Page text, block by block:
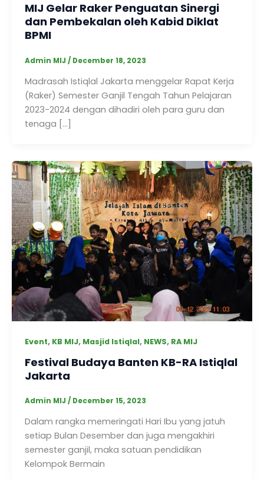
MIJ Gelar Raker Penguatan Sinergi
dan Pembekalan oleh Kabid Diklat
BPMI
Admin MIJ / December 18, 2023
Madrasah Istiqlal Jakarta menggelar Rapat Kerja
(Raker) Semester Ganjil Tengah Tahun Pelajaran
2023-2024 dengan dihadiri oleh para guru dan
tenaga […]
Event, KB MIJ, Masjid Istiqlal, NEWS, RA MIJ
Festival Budaya Banten KB-RA Istiqlal
Jakarta
Admin MIJ / December 15, 2023
Dalam rangka memeringati Hari Ibu yang jatuh
setiap Bulan Desember dan juga mengakhiri
semester ganjil, maka satuan pendidikan
Kelompok Bermain